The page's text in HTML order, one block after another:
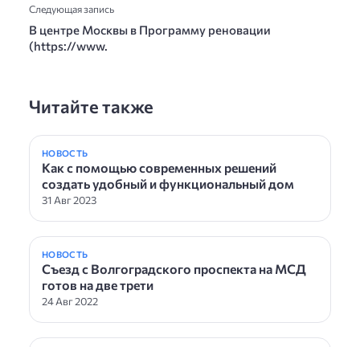
Следующая запись
В центре Москвы в Программу реновации
(https://www.
Читайте также
НОВОСТЬ
Как с помощью современных решений
создать удобный и функциональный дом
31 Авг 2023
НОВОСТЬ
Съезд с Волгоградского проспекта на МСД
готов на две трети
24 Авг 2022